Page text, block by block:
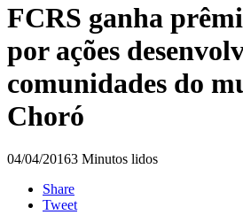
FCRS ganha
por ações
comunidades do
Choró
04/04/20163 Minutos lidos
Share
Tweet